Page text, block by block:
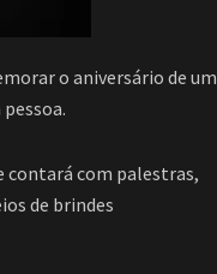
o aniversário de um
contará com palestras,
de brindes